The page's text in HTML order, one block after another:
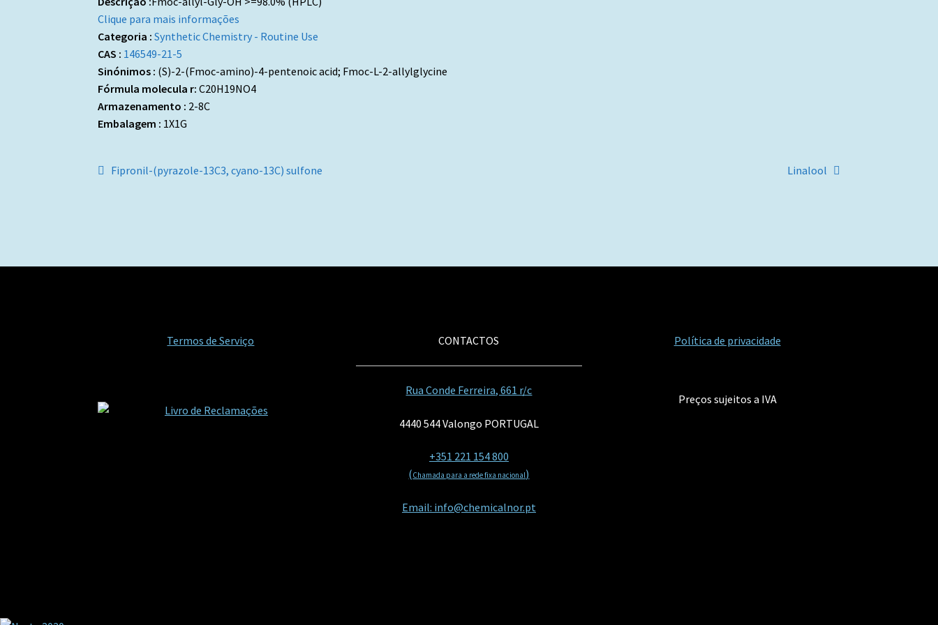
Clique para mais informações
Categoria :Synthetic Chemistry - Routine Use
CAS : 146549-21-5
Sinónimos : (S)-2-(Fmoc-amino)-4-pentenoic acid; Fmoc-L-2-allylglycine
Fórmula molecula r:C20H19NO4
Armazenamento : 2-8C
Embalagem : 1X1G
Navegação
Artigo
Fipronil-(pyrazole-13C3, cyano-13C) sulfone
Artigo
Linalool
Termos de Serviço CONTACTOS
Rua Conde Ferreira, 661 r/c
4440 544 Valongo PORTUGAL
+351 221 154 800
(Chamada para a rede fixa nacional)
Email: info@chemicalnor.pt
Política de privacidade
Preços sujeitos a IVA